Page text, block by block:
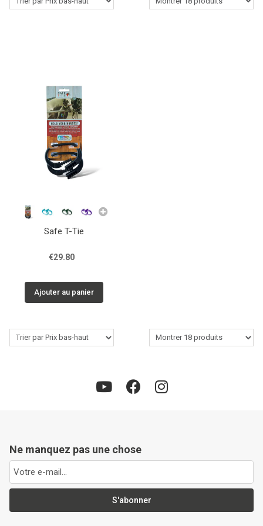
Le Cavalier Western
Lasso-Fouet & Accessoires
Contactez-nous
Safe T-Tie
€29.80
Ajouter au panier
Ne manquez pas une chose
S'abonner